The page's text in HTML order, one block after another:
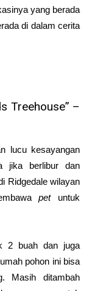
yang berada
di dalam cerita
Treehouse” –
lucu kesayangan
jika berlibur dan
Ridgedale wilayan
petuntuk
2 buah dan juga
pohon ini bisa
Masih ditambah